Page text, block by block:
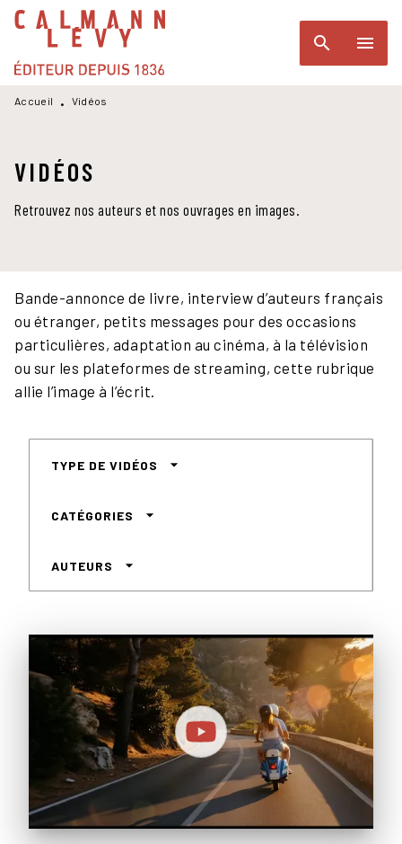
MENU RECHERCHE
PIED DE PAGE
search menu
Accueil • Vidéos
VIDÉOS
Retrouvez nos auteurs et nos ouvrages en images.
Bande-annonce de livre, interview d’auteurs français
ou étranger, petits messages pour des occasions
particulières, adaptation au cinéma, à la télévision
ou sur les plateformes de streaming, cette rubrique
allie l’image à l’écrit.
TYPE DE VIDÉOS arrow_drop_down
CATÉGORIES arrow_drop_down
AUTEURS arrow_drop_down